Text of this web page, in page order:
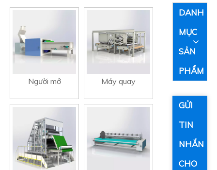
Người mở Máy quay
DANH
MỤC
SẢN
PHẨM
GỬI
TIN
NHẮN
CHO